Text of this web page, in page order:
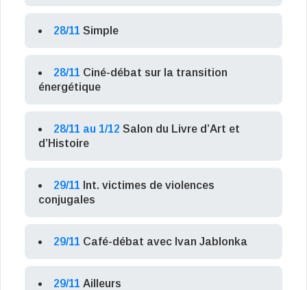
28/11 Simple
28/11 Ciné-débat sur la transition
énergétique
28/11 au 1/12 Salon du Livre d’Art et
d’Histoire
29/11 Int. victimes de violences
conjugales
29/11 Café-débat avec Ivan Jablonka
29/11 Ailleurs